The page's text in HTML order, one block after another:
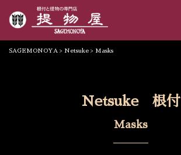
SAGEMONOYA > Netsuke > Masks
Netsuke 根付
Masks